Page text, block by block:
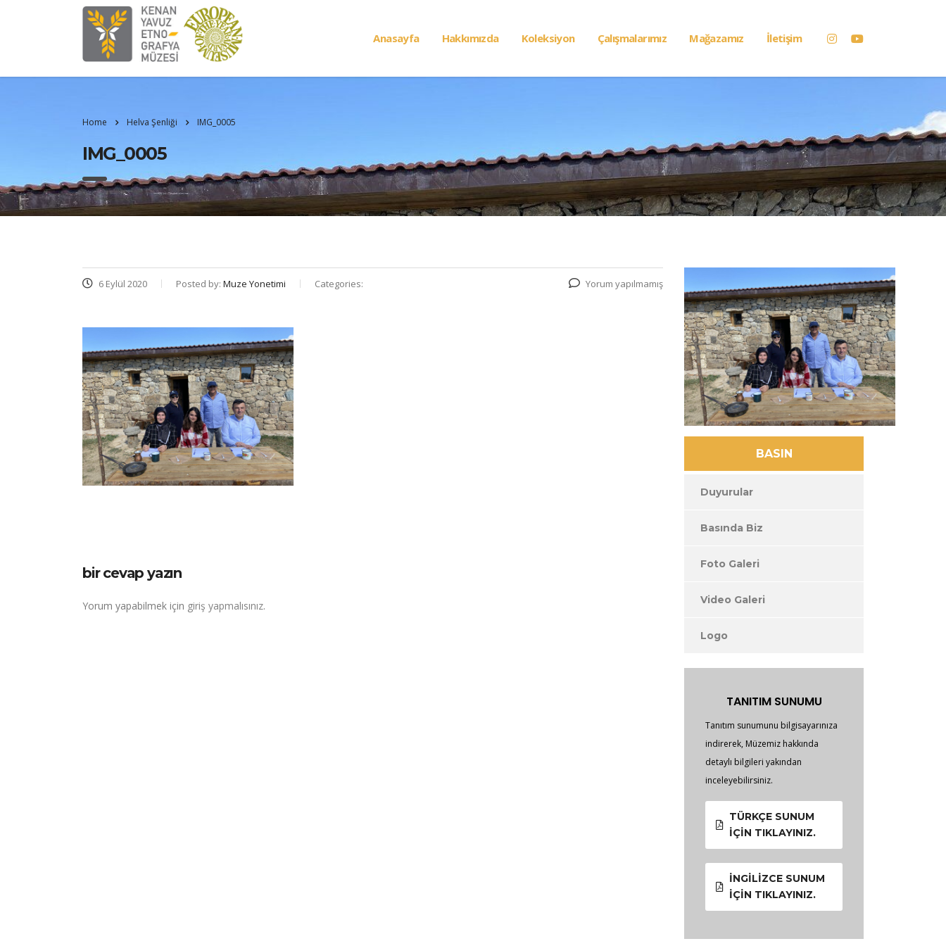
Anasayfa Hakkımızda Koleksiyon Çalışmalarımız Mağazamız İletişim
Home Helva Şenliği IMG_0005
IMG_0005
6 Eylül 2020 Posted by: Muze Yonetimi Categories: Yorum yapılmamış
bir cevap yazın
Yorum yapabilmek için giriş yapmalısınız.
BASIN
Duyurular
Basında Biz
Foto Galeri
Video Galeri
Logo
TANITIM SUNUMU
Tanıtım sunumunu bilgisayarınıza
indirerek, Müzemiz hakkında
detaylı bilgileri yakından
inceleyebilirsiniz.
TÜRKÇE SUNUM
İÇIN TIKLAYINIZ.
İNGILIZCE SUNUM
İÇIN TIKLAYINIZ.